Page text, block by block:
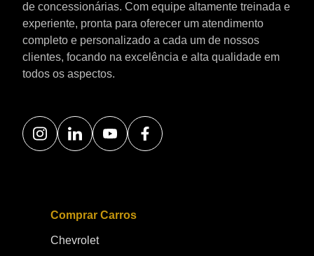
de concessionárias. Com equipe altamente treinada e
experiente, pronta para oferecer um atendimento
completo e personalizado a cada um de nossos
clientes, focando na excelência e alta qualidade em
todos os aspectos.
Comprar Carros
Chevrolet